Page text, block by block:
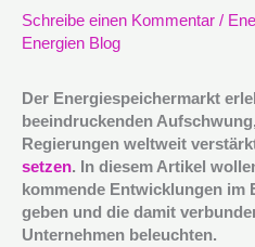
Schreibe einen Kommentar /
Energien Blog
Der Energiespeichermarkt
beeindruckenden
Regierungen weltweit
setzen. In diesem Artikel
kommende Entwicklungen im
geben und die damit
Unternehmen beleuchten.